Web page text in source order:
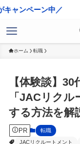
中／
ホーム 転職
【体験談】
「JACリク
する方法を解
PR
転職
JACリクルートメント